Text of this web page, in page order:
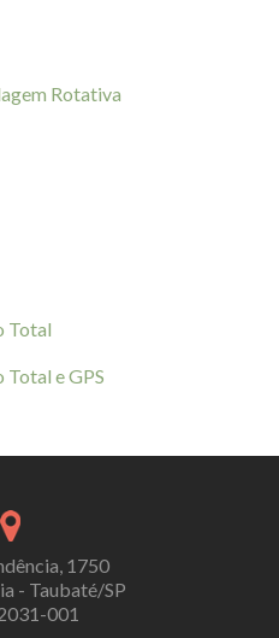
Rotativa
Total
e GPS
1750
- Taubaté/SP
001